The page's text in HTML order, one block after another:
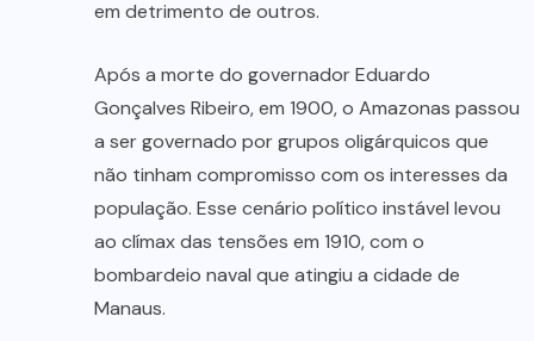
em detrimento de outros.
Após a morte do governador Eduardo
Gonçalves Ribeiro, em 1900, o Amazonas passou
a ser governado por grupos oligárquicos que
não tinham compromisso com os interesses da
população. Esse cenário político instável levou
ao clímax das tensões em 1910, com o
bombardeio naval que atingiu a cidade de
Manaus.